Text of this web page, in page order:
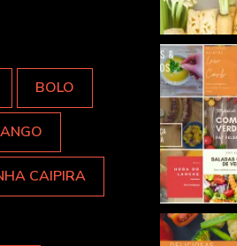
BOLO
CAIPIRA